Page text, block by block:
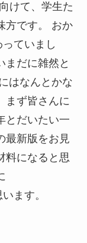
けて、学生た
方です。 おか
ていまし
まだに雑然と
はなんとかな
まず皆さんに
とだいたい一
最新版をお見
料になると思
ます。